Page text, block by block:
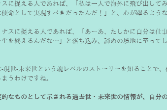
に捉える人であれば、「私は一人で海外に飛び出して
スに捉える人であれば、「あーあ、たしかに自分は仕
を終えるんだな…」と落ち込み、諦めの境地に至ってし
現世-未来世という魂レベルのストーリーを知ることで
なものとして示される過去世・未来世の情報が、自分